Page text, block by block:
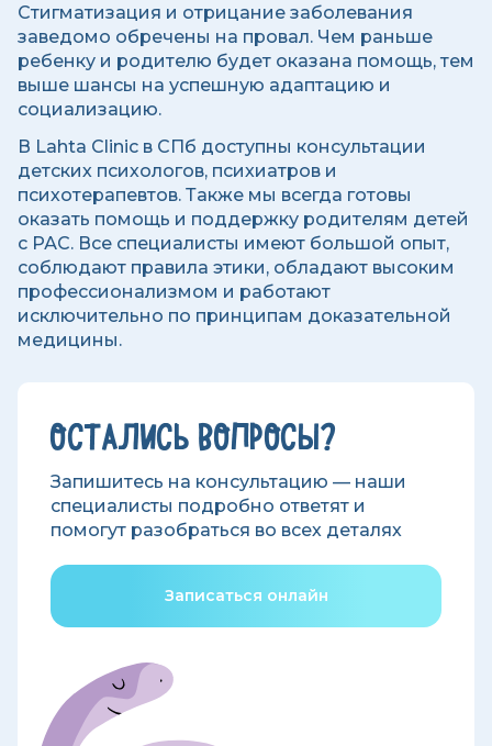
Стигматизация и отрицание заболевания
заведомо обречены на провал. Чем раньше
ребенку и родителю будет оказана помощь, тем
выше шансы на успешную адаптацию и
социализацию.
В Lahta Clinic в СПб доступны консультации
детских психологов, психиатров и
психотерапевтов. Также мы всегда готовы
оказать помощь и поддержку родителям детей
с РАС. Все специалисты имеют большой опыт,
соблюдают правила этики, обладают высоким
профессионализмом и работают
исключительно по принципам доказательной
медицины.
ОСТАЛИСЬ ВОПРОСЫ?
Запишитесь на консультацию — наши
специалисты подробно ответят и
помогут разобраться во всех деталях
Записаться онлайн